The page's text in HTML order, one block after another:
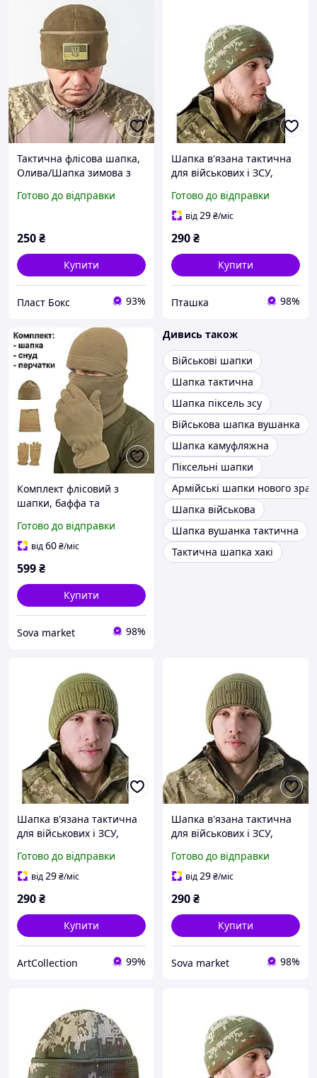
Тактична флісова шапка,
Олива/Шапка зимова з
для військових
Готово до відправки
250₴
Купити
Пласт Бокс 93%
Шапка в'язана тактична
для військових і ЗСУ,
шапка, непродувна
Мультикам
Готово до відправки
від29₴/міс
290₴
Купити
Пташка 98%
Комплект флісовий з
шапки, баффа та
військовий комплект для
армії бежевого кольору
Готово до відправки
від60₴/міс
599₴
Купити
Sova market 98%
Дивись також
Військові шапки
Шапка тактична
Шапка піксель зсу
Військова шапка вушанка
Шапка камуфляжна
Піксельні шапки
Армійські шапки нового
Шапка військова
Шапка вушанка тактична
Тактична шапка хакі
Шапка в'язана тактична
для військових і ЗСУ,
з відворотом анатомічна
Хакі
Готово до відправки
від29₴/міс
290₴
Купити
ArtСollection 99%
Шапка в'язана тактична
для військових і ЗСУ,
Хакі
Готово до відправки
від29₴/міс
290₴
Купити
Sova market 98%